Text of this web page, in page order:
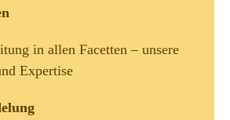
in allen Facetten – unsere
Expertise